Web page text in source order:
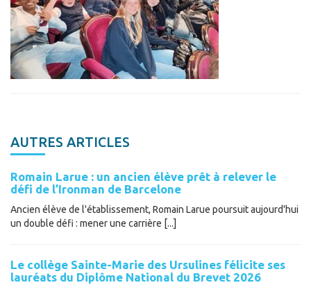
AUTRES ARTICLES
Romain Larue : un ancien élève prêt à relever le
défi de l’Ironman de Barcelone
Ancien élève de l'établissement, Romain Larue poursuit aujourd'hui
un double défi : mener une carrière [...]
Le collège Sainte-Marie des Ursulines félicite ses
lauréats du Diplôme National du Brevet 2026